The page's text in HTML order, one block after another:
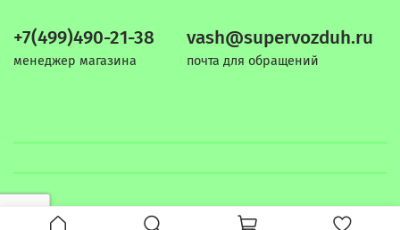
+7(499)490-21-38
менеджер магазина
vash@supervozduh.ru
почта для обращений